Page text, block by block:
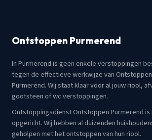
Ontstoppen Purmerend
In Purmerend is geen enkele verstoppingen
tegen de effectieve werkwijze van Ontstoppen
Purmerend. Wij staat klaar voor al jouw riool,
gootsteen of wc verstoppingen.
Ontstoppingsdienst Ontstoppen Purmerend is
opgericht. Wij hebben al duizenden
geholpen met het ontstoppen van hun riool.